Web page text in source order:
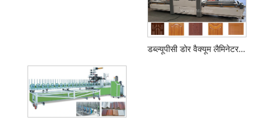
डब्ल्यूपीसी डोर वैक्यूम लैमिनेटर मशीन